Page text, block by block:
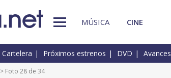
MÚSICA CINE
Cartelera Próximos estrenos DVD Avances
> Foto 28 de 34